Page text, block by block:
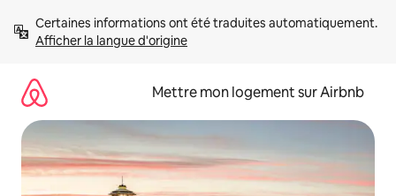
directement
Afficher la langue d'origine
Mettre mon logement sur Airbnb